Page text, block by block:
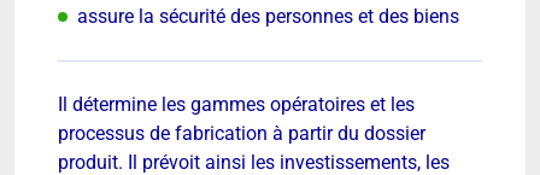
assure la sécurité des personnes et des biens
Il détermine les gammes opératoires et les
processus de fabrication à partir du dossier
produit. Il prévoit ainsi les investissements, les